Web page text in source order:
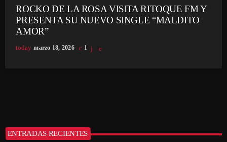
ROCKO DE LA ROSA VISITA RITOQUE FM Y
PRESENTA SU NUEVO SINGLE “MALDITO
AMOR”
today marzo 18, 2026 1
ENTRADAS RECIENTES